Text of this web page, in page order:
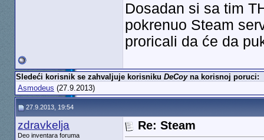
Dosadan si sa tim
pokrenuo Steam
proricali da će da
Sledeći korisnik se zahvaljuje korisniku DeCoyna korisnoj poruci:
Asmodeus (27.9.2013)
27.9.2013, 19:54
zdravkelja
Deo inventara foruma
Re: Steam